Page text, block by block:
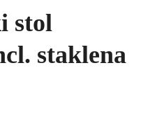
stol
staklena